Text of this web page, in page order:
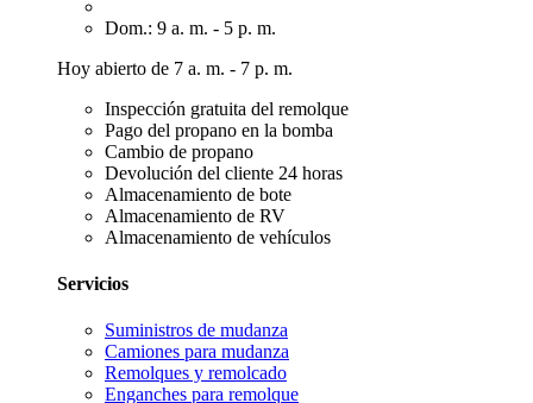
Dom.: 9 a. m. - 5 p. m.
Hoy abierto de 7 a. m. - 7 p. m.
Inspección gratuita del remolque
Pago del propano en la bomba
Cambio de propano
Devolución del cliente 24 horas
Almacenamiento de bote
Almacenamiento de RV
Almacenamiento de vehículos
Servicios
Suministros de mudanza
Camiones para mudanza
Remolques y remolcado
Enganches para remolque